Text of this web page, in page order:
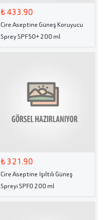
₺ 433.90
Cire Aseptine Güneş Koruyucu
Sprey SPF50+ 200 ml
₺ 321.90
Cire Aseptine Işıltılı Güneş
Spreyi SPF0 200 ml